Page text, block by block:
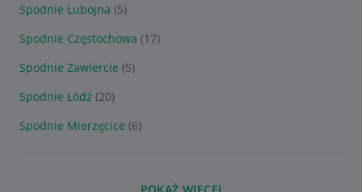
Spodnie Lubojna (5)
Spodnie Częstochowa (17)
Spodnie Zawiercie (5)
Spodnie Łódź (20)
Spodnie Mierzęcice (6)